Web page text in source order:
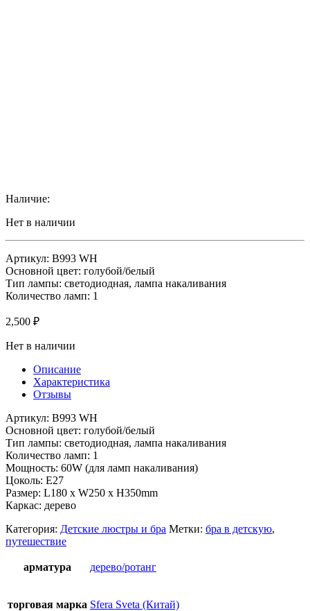
Наличие:
Нет в наличии
Артикул: B993 WH
Основной цвет: голубой/белый
Тип лампы: светодиодная, лампа накаливания
Количество ламп: 1
2,500 ₽
Нет в наличии
Описание
Характеристика
Отзывы
Артикул: B993 WH
Основной цвет: голубой/белый
Тип лампы: светодиодная, лампа накаливания
Количество ламп: 1
Мощность: 60W (для ламп накаливания)
Цоколь: E27
Размер: L180 x W250 x H350mm
Каркас: дерево
Категория: Детские люстры и бра Метки: бра в детскую,
путешествие
арматура дерево/ротанг
торговая марка Sfera Sveta (Китай)